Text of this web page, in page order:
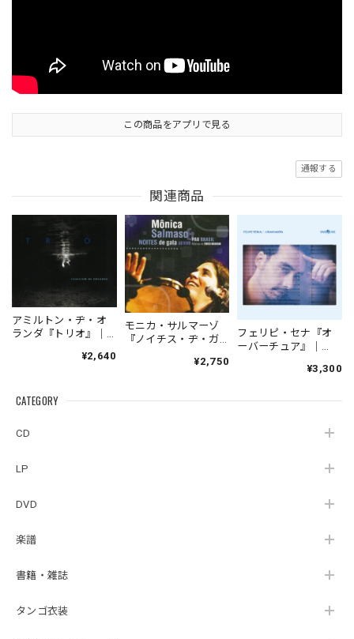
CATEGORY
CD
LP
DVD
楽譜
書籍・雑誌
タンゴ衣装
この商品をアプリで見る
通報する
関連商品
アミルトン・ヂ・オ
ランダ『トリオ』｜
HOLANDA『TRIO』
¥2,640
モニカ・サルマーゾ
『ノイチス・ヂ・ガ
ォ』｜MONICA¥2,750
フェリピ・セナ『オ
ーバーチュア』｜
Senna『Overture』
¥3,300